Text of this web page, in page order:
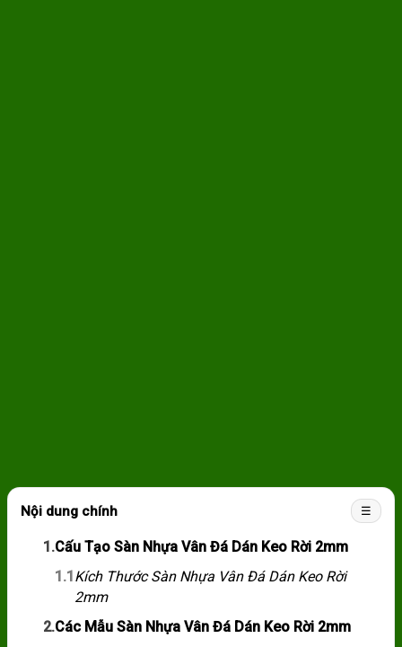
Nội dung chính ☰
1.Cấu Tạo Sàn Nhựa Vân Đá Dán Keo Rời 2mm
1.1 Kích Thước Sàn Nhựa Vân Đá Dán Keo Rời
2mm
2.Các Mẫu Sàn Nhựa Vân Đá Dán Keo Rời 2mm